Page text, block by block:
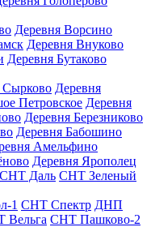
Деревня Ворсино
Деревня Внуково
Деревня Бутаково
Сырково Деревня
Петровское Деревня
Деревня Березниково
Деревня Бабошино
Амельфино
Деревня Ярополец
СНТ Даль СНТ Зеленый
1 СНТ Спектр ДНП
Вельга СНТ Пашково-2